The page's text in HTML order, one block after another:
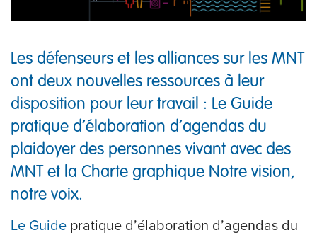
Les défenseurs et les alliances sur les MNT
ont deux nouvelles ressources à leur
disposition pour leur travail : Le Guide
pratique d’élaboration d’agendas du
plaidoyer des personnes vivant avec des
MNT et la Charte graphique Notre vision,
notre voix.
Le Guide pratique d’élaboration d’agendas du